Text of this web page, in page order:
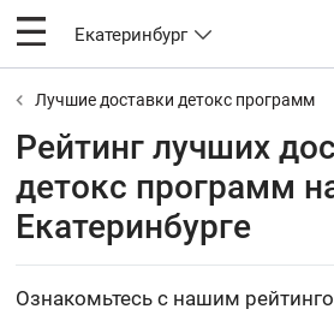
Екатеринбург
Лучшие доставки детокс программ
Рейтинг лучших
детокс программ
Екатеринбурге
Ознакомьтесь с нашим